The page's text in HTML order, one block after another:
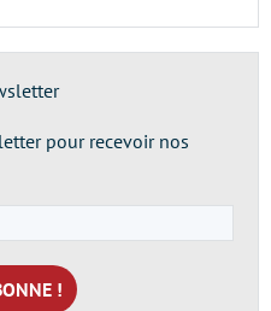
pour recevoir nos
e-
mail
*